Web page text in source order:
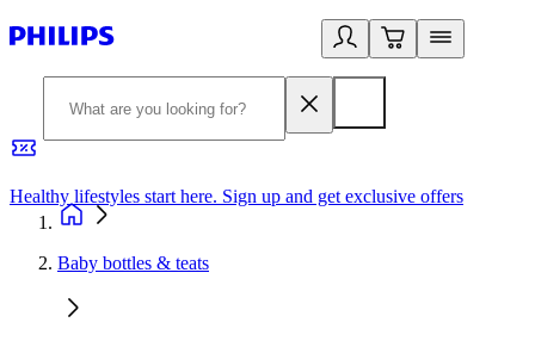
Healthy lifestyles start here. Sign up and get exclusive offers
Baby bottles & teats